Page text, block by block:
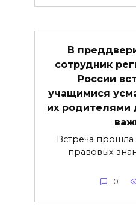
В
сотрудник
России
учащимися
их родителями
Встреча прошла
правовых
0